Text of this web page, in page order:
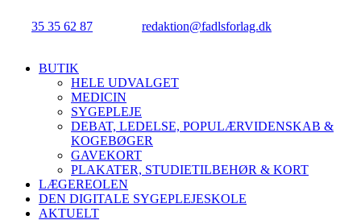
35 35 62 87 redaktion@fadlsforlag.dk
Close
BUTIK
HELE UDVALGET
MEDICIN
SYGEPLEJE
DEBAT, LEDELSE, POPULÆRVIDENSKAB &
KOGEBØGER
GAVEKORT
PLAKATER, STUDIETILBEHØR & KORT
LÆGEREOLEN
DEN DIGITALE SYGEPLEJESKOLE
AKTUELT